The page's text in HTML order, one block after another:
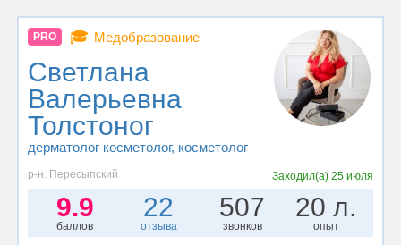
PRO 🎓 Медобразование
Светлана
Валерьевна
Толстоног
дерматолог косметолог, косметолог
р-н. Пересыпский Заходил(а) 25 июля
9.9
баллов
22
отзыва
507
звонков
20 л.
опыт